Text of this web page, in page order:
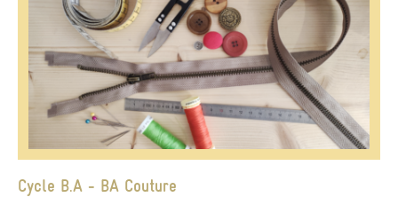
Cycle B.A - BA Couture